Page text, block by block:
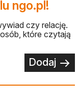
ngo.pl!
czy relację.
które czytają
Dodaj